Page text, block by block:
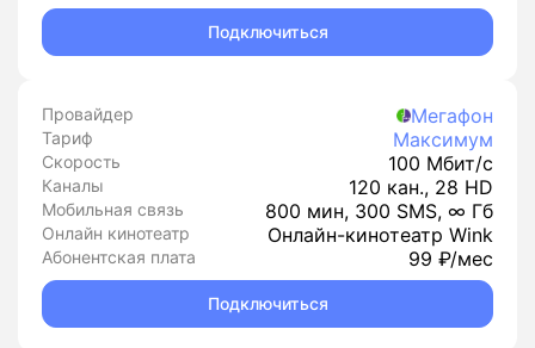
Подключиться
Провайдер Мегафон
Тариф Максимум
Скорость 100 Мбит/с
Каналы 120 кан., 28 HD
Мобильная связь 800 мин, 300 SMS, ∞ Гб
Онлайн кинотеатр Онлайн-кинотеатр Wink
Абонентская плата 99 ₽/мес
Подключиться